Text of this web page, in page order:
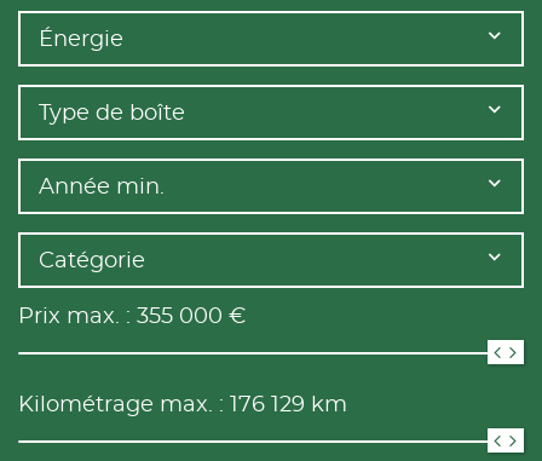
Énergie
Type de boîte
Année min.
Catégorie
Prix max. : 355 000 €
Kilométrage max. : 176 129 km